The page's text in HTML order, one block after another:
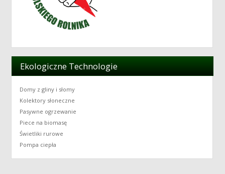
Ekologiczne Technologie
Domy z gliny i słomy
Kolektory słoneczne
Pasywne ogrzewanie
Piece na biomasę
Świetliki rurowe
Pompa ciepła